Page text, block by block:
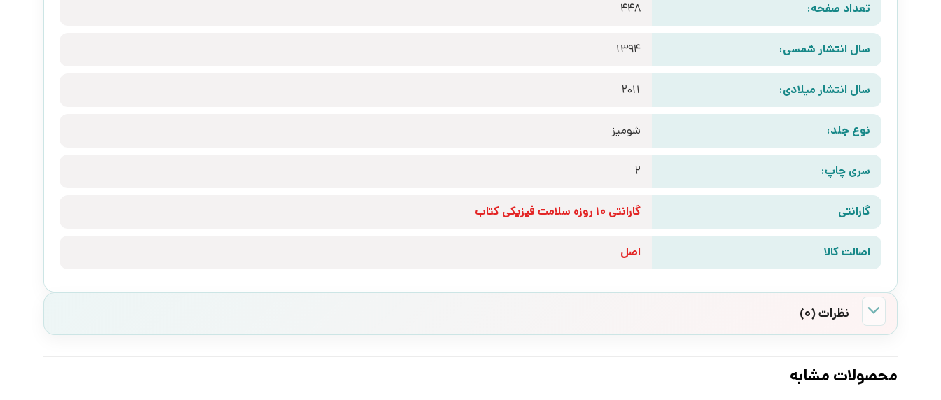
تعداد صفحه: 448
سال انتشار شمسی: 1394
سال انتشار میلادی: 2011
نوع جلد: شومیز
سری چاپ: 2
گارانتی گارانتی 10 روزه سلامت فیزیکی کتاب
اصالت کالا اصل
نظرات (0)
محصولات مشابه